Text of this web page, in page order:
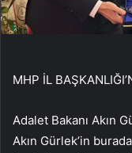
MHP İL
Adalet Bakanı Akın
Akın Gürlek’in